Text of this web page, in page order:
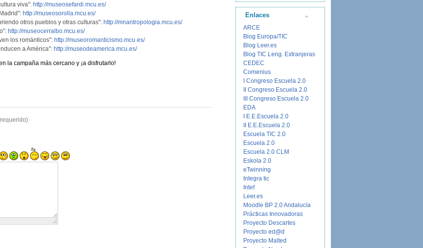
viva": http://museosefardi.mcu.es/
http://museosorolla.mcu.es/
otros pueblos y otras culturas": http://mnantropologia.mcu.es/
http://museocerralbo.mcu.es/
los románticos": http://museoromanticismo.mcu.es/
a América": http://museodeamerica.mcu.es/
la campaña más cercano y ¡a disfrutarlo!
Enlaces
ARCE
Blog Europa/TIC
Blog Leer.es
Blog TIC Leng. Extranjeras
CEDEC
Comenius
I Congreso Escuela 2.0
II Congreso Escuela 2.0
III Congreso Escuela 2.0
EDA
I E.E.Escuela 2.0
II E.E.Escuela 2.0
Escuela TIC 2.0
Escuela 2.0
Escuela 2.0 CLM
Eskola 2.0
eTwinning
Integra tic
Intef
Leer.es
Moodle BP 2.0 Andalucía
Prácticas Innovadoras
Proyecto Descartes
Proyecto ed@d
Proyecto Malted